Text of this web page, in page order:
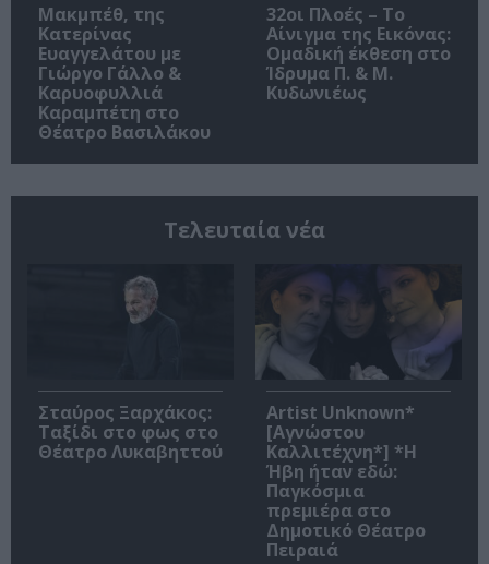
Μακμπέθ, της
Κατερίνας
Ευαγγελάτου με
Γιώργο Γάλλο &
Καρυοφυλλιά
Καραμπέτη στο
Θέατρο Βασιλάκου
32οι Πλοές – Το
Αίνιγμα της Εικόνας:
Ομαδική έκθεση στο
Ίδρυμα Π. & Μ.
Κυδωνιέως
Τελευταία νέα
Σταύρος Ξαρχάκος:
Ταξίδι στο φως στο
Θέατρο Λυκαβηττού
Artist Unknown*
[Αγνώστου
Καλλιτέχνη*] *Η
Ήβη ήταν εδώ:
Παγκόσμια
πρεμιέρα στο
Δημοτικό Θέατρο
Πειραιά